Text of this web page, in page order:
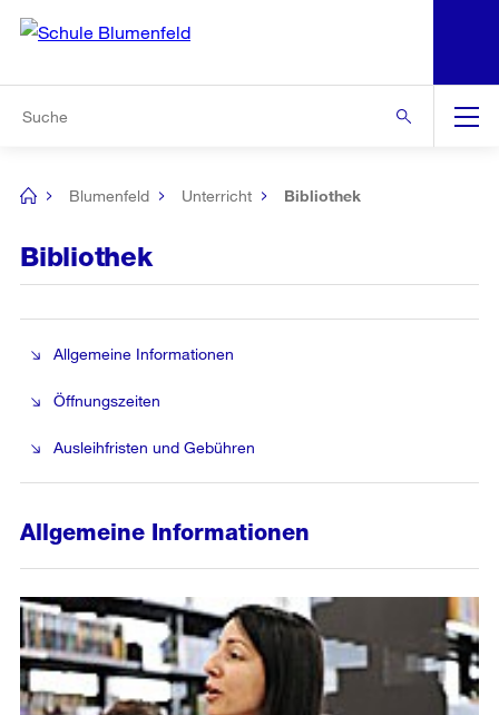
Navigation
[no
Blumenfeld Unterricht Bibliothek
Bibliothek
Allgemeine Informationen
Öffnungszeiten
Ausleihfristen und Gebühren
Allgemeine Informationen